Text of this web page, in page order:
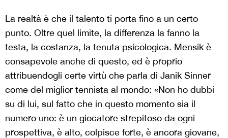
La realtà è che il talento ti porta fino a un certo
punto. Oltre quel limite, la differenza la fanno la
testa, la costanza, la tenuta psicologica. Mensik è
consapevole anche di questo, ed è proprio
attribuendogli certe virtù che parla di Janik Sinner
come del miglior tennista al mondo: «Non ho dubbi
su di lui, sul fatto che in questo momento sia il
numero uno: è un giocatore strepitoso da ogni
prospettiva, è alto, colpisce forte, è ancora giovane,